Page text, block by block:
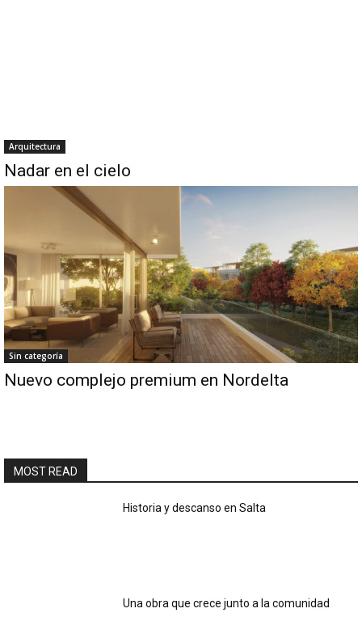
Arquitectura
Nadar en el cielo
Sin categoría
Nuevo complejo premium en Nordelta
MOST READ
Historia y descanso en Salta
Una obra que crece junto a la comunidad